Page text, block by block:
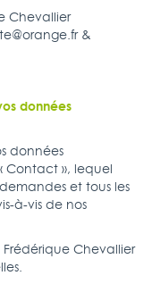
Chevallier
&
données
données
Contact », lequel
et tous les
à-vis de nos
Chevallier